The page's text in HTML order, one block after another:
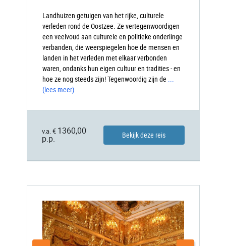
Landhuizen getuigen van het rijke, culturele
verleden rond de Oostzee. Ze vertegenwoordigen
een veelvoud aan culturele en politieke onderlinge
verbanden, die weerspiegelen hoe de mensen en
landen in het verleden met elkaar verbonden
waren, ondanks hun eigen cultuur en tradities - en
hoe ze nog steeds zijn! Tegenwoordig zijn de ...
(lees meer)
v.a. € 1360,00
p.p.
Bekijk deze reis